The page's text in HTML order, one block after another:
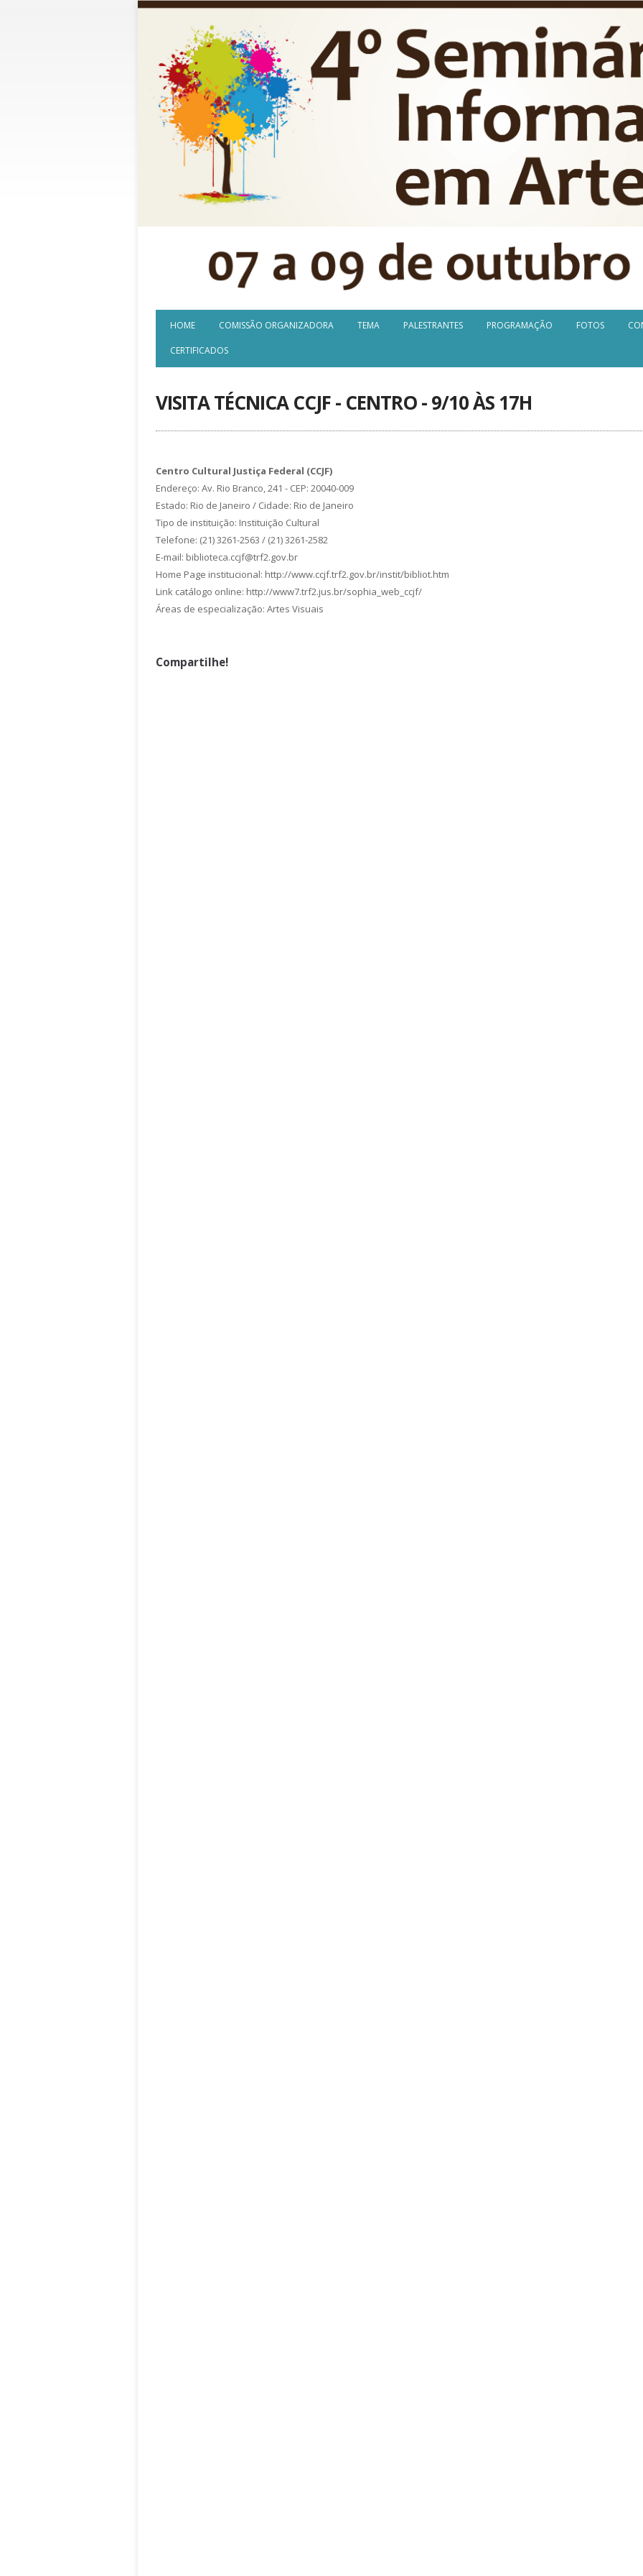
HOME COMISSÃO ORGANIZADORA TEMA PALESTRANTES PROGRAMAÇÃO FOTOS
CERTIFICADOS
VISITA TÉCNICA CCJF - CENTRO - 9/10 ÀS 17H
Centro Cultural Justiça Federal (CCJF)
Endereço: Av. Rio Branco, 241 - CEP: 20040-009
Estado: Rio de Janeiro / Cidade: Rio de Janeiro
Tipo de instituição: Instituição Cultural
Telefone: (21) 3261-2563 / (21) 3261-2582
E-mail: biblioteca.ccjf@trf2.gov.br
Home Page institucional: http://www.ccjf.trf2.gov.br/instit/bibliot.htm
Link catálogo online: http://www7.trf2.jus.br/sophia_web_ccjf/
Áreas de especialização: Artes Visuais
Compartilhe!